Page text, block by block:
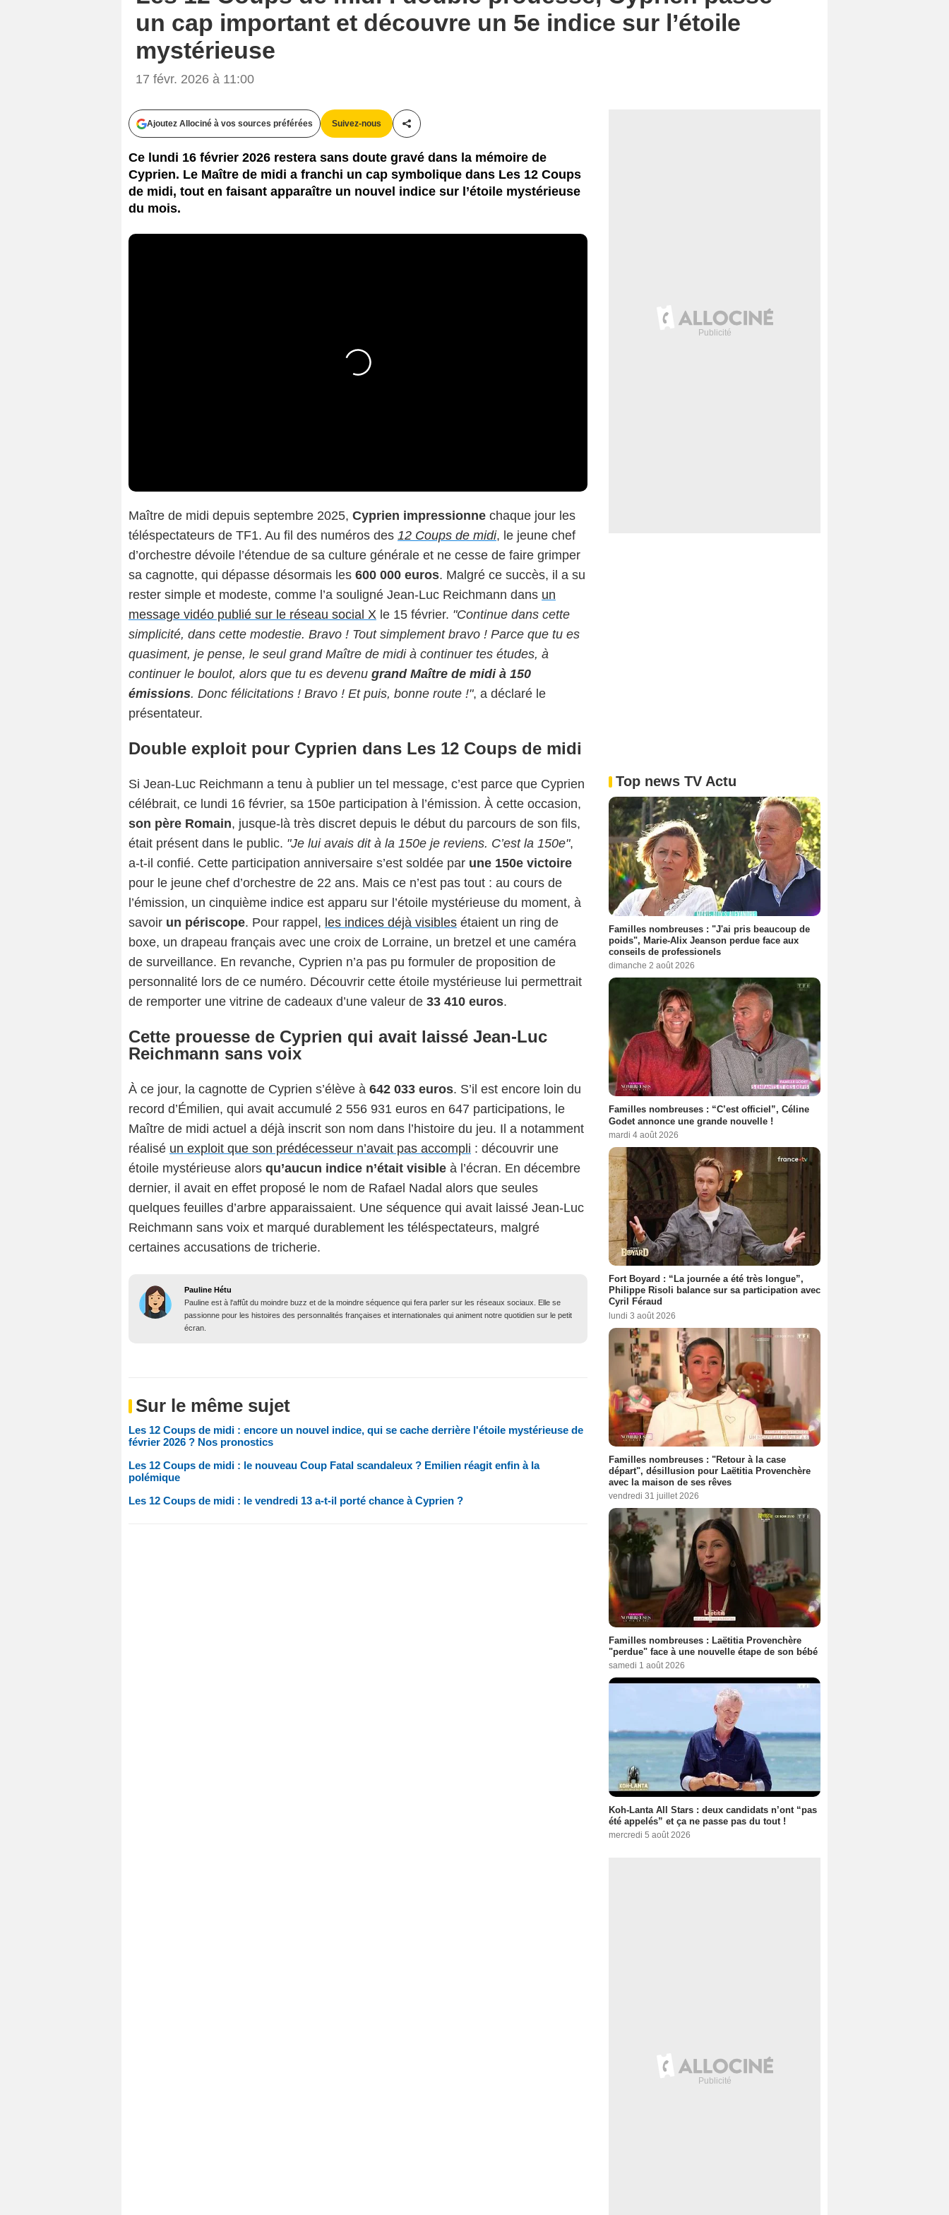
un cap important et découvre un 5e indice sur l’étoile
mystérieuse
17 févr. 2026 à 11:00
Ajoutez Allociné à vos sources préférées Suivez-nous
Partager cet article
Ce lundi 16 février 2026 restera sans doute gravé dans la mémoire de
Cyprien. Le Maître de midi a franchi un cap symbolique dans Les 12 Coups
de midi, tout en faisant apparaître un nouvel indice sur l’étoile mystérieuse
du mois.
Maître de midi depuis septembre 2025, Cyprien impressionne chaque jour les
téléspectateurs de TF1. Au fil des numéros des 12 Coups de midi, le jeune chef
d’orchestre dévoile l’étendue de sa culture générale et ne cesse de faire grimper
sa cagnotte, qui dépasse désormais les 600 000 euros. Malgré ce succès, il a su
rester simple et modeste, comme l’a souligné Jean-Luc Reichmann dans un
message vidéo publié sur le réseau social X le 15 février. "Continue dans cette
simplicité, dans cette modestie. Bravo ! Tout simplement bravo ! Parce que tu es
quasiment, je pense, le seul grand Maître de midi à continuer tes études, à
continuer le boulot, alors que tu es devenu grand Maître de midi à 150
émissions. Donc félicitations ! Bravo ! Et puis, bonne route !", a déclaré le
présentateur.
Double exploit pour Cyprien dans Les 12 Coups de midi
Si Jean-Luc Reichmann a tenu à publier un tel message, c’est parce que Cyprien
célébrait, ce lundi 16 février, sa 150e participation à l’émission. À cette occasion,
son père Romain, jusque-là très discret depuis le début du parcours de son fils,
était présent dans le public. "Je lui avais dit à la 150e je reviens. C’est la 150e",
a-t-il confié. Cette participation anniversaire s’est soldée par une 150e victoire
pour le jeune chef d’orchestre de 22 ans. Mais ce n’est pas tout : au cours de
l’émission, un cinquième indice est apparu sur l’étoile mystérieuse du moment, à
savoir un périscope. Pour rappel, les indices déjà visibles étaient un ring de
boxe, un drapeau français avec une croix de Lorraine, un bretzel et une caméra
de surveillance. En revanche, Cyprien n’a pas pu formuler de proposition de
personnalité lors de ce numéro. Découvrir cette étoile mystérieuse lui permettrait
de remporter une vitrine de cadeaux d’une valeur de 33 410 euros.
Cette prouesse de Cyprien qui avait laissé Jean-Luc
Reichmann sans voix
À ce jour, la cagnotte de Cyprien s’élève à 642 033 euros. S’il est encore loin du
record d’Émilien, qui avait accumulé 2 556 931 euros en 647 participations, le
Maître de midi actuel a déjà inscrit son nom dans l’histoire du jeu. Il a notamment
réalisé un exploit que son prédécesseur n’avait pas accompli : découvrir une
étoile mystérieuse alors qu’aucun indice n’était visible à l’écran. En décembre
dernier, il avait en effet proposé le nom de Rafael Nadal alors que seules
quelques feuilles d’arbre apparaissaient. Une séquence qui avait laissé Jean-Luc
Reichmann sans voix et marqué durablement les téléspectateurs, malgré
certaines accusations de tricherie.
Pauline Hétu
Pauline est à l'affût du moindre buzz et de la moindre séquence qui fera parler sur les réseaux sociaux. Elle se
passionne pour les histoires des personnalités françaises et internationales qui animent notre quotidien sur le petit
écran.
Sur le même sujet
Les 12 Coups de midi : encore un nouvel indice, qui se cache derrière l'étoile mystérieuse de
février 2026 ? Nos pronostics
Les 12 Coups de midi : le nouveau Coup Fatal scandaleux ? Emilien réagit enfin à la
polémique
Les 12 Coups de midi : le vendredi 13 a-t-il porté chance à Cyprien ?
Top news TV Actu
Familles nombreuses : "J'ai pris beaucoup de
poids", Marie-Alix Jeanson perdue face aux
conseils de professionels
dimanche 2 août 2026
Familles nombreuses : “C’est officiel”, Céline
Godet annonce une grande nouvelle !
mardi 4 août 2026
Fort Boyard : “La journée a été très longue”,
Philippe Risoli balance sur sa participation avec
Cyril Féraud
lundi 3 août 2026
Familles nombreuses : "Retour à la case
départ", désillusion pour Laëtitia Provenchère
avec la maison de ses rêves
vendredi 31 juillet 2026
Familles nombreuses : Laëtitia Provenchère
"perdue" face à une nouvelle étape de son bébé
samedi 1 août 2026
Koh-Lanta All Stars : deux candidats n’ont “pas
été appelés” et ça ne passe pas du tout !
mercredi 5 août 2026